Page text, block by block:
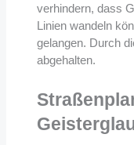
verhindern, dass
Linien wandeln
gelangen. Durch
abgehalten.